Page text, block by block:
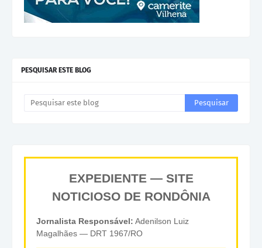
PESQUISAR ESTE BLOG
EXPEDIENTE — SITE
NOTICIOSO DE RONDÔNIA
Jornalista Responsável: Adenilson Luiz
Magalhães — DRT 1967/RO